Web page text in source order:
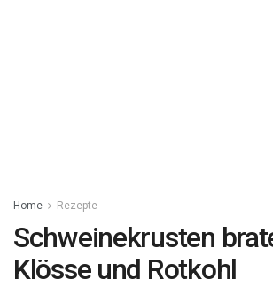
Home Rezepte
Schweinekrusten
Klösse und Rotkohl